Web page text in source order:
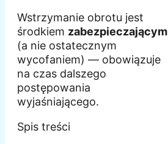
Wstrzymanie obrotu jest
środkiem zabezpieczającym
(a nie ostatecznym
wycofaniem) — obowiązuje
na czas dalszego
postępowania
wyjaśniającego.
Spis treści